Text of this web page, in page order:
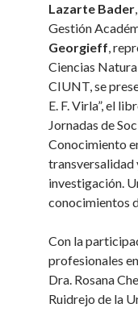
Lazarte Bader
Gestión
Georgieff,
Ciencias
CIUNT, se
E. F. Virla”, el
Jornadas de
Conocimiento
transversalidad
investigación.
conocimientos
Con la
profesionales
Dra. Rosana
Ruidrejo de la